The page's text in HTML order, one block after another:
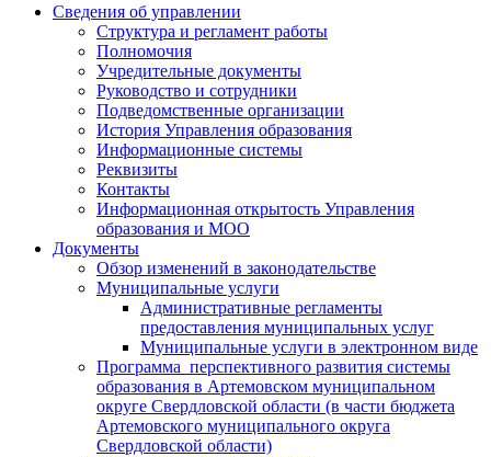
Сведения об управлении
Структура и регламент работы
Полномочия
Учредительные документы
Руководство и сотрудники
Подведомственные организации
История Управления образования
Информационные системы
Реквизиты
Контакты
Информационная открытость Управления
образования и МОО
Документы
Обзор изменений в законодательстве
Муниципальные услуги
Административные регламенты
предоставления муниципальных услуг
Муниципальные услуги в электронном виде
Программа перспективного развития системы
образования в Артемовском муниципальном
округе Свердловской области (в части бюджета
Артемовского муниципального округа
Свердловской области)